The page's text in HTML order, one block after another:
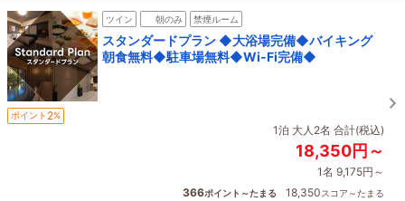
ツイン 朝のみ 禁煙ルーム
スタンダードプラン ◆大浴場完備◆バイキング
朝食無料◆駐車場無料◆Wi-Fi完備◆
ポイント 2%
1泊 大人2名 合計(税込)
18,350円～
1名 9,175円～
366ポイント～たまる 18,350スコア～たまる